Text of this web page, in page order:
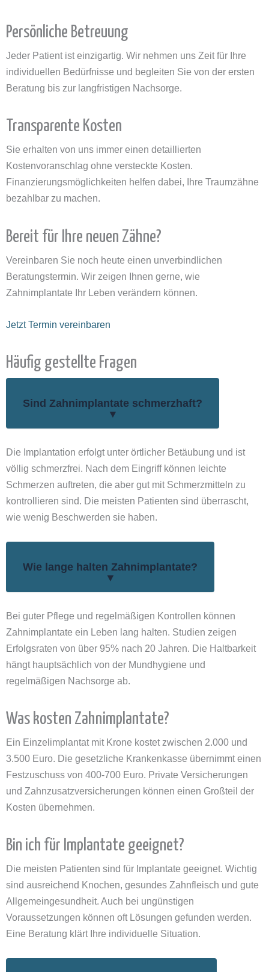
Persönliche Betreuung
Jeder Patient ist einzigartig. Wir nehmen uns Zeit für Ihre
individuellen Bedürfnisse und begleiten Sie von der ersten
Beratung bis zur langfristigen Nachsorge.
Transparente Kosten
Sie erhalten von uns immer einen detaillierten
Kostenvoranschlag ohne versteckte Kosten.
Finanzierungsmöglichkeiten helfen dabei, Ihre Traumzähne
bezahlbar zu machen.
Bereit für Ihre neuen Zähne?
Vereinbaren Sie noch heute einen unverbindlichen
Beratungstermin. Wir zeigen Ihnen gerne, wie
Zahnimplantate Ihr Leben verändern können.
Jetzt Termin vereinbaren
Häufig gestellte Fragen
Sind Zahnimplantate schmerzhaft?
▼
Die Implantation erfolgt unter örtlicher Betäubung und ist
völlig schmerzfrei. Nach dem Eingriff können leichte
Schmerzen auftreten, die aber gut mit Schmerzmitteln zu
kontrollieren sind. Die meisten Patienten sind überrascht,
wie wenig Beschwerden sie haben.
Wie lange halten Zahnimplantate?
▼
Bei guter Pflege und regelmäßigen Kontrollen können
Zahnimplantate ein Leben lang halten. Studien zeigen
Erfolgsraten von über 95% nach 20 Jahren. Die Haltbarkeit
hängt hauptsächlich von der Mundhygiene und
regelmäßigen Nachsorge ab.
Was kosten Zahnimplantate?
Ein Einzelimplantat mit Krone kostet zwischen 2.000 und
3.500 Euro. Die gesetzliche Krankenkasse übernimmt einen
Festzuschuss von 400-700 Euro. Private Versicherungen
und Zahnzusatzversicherungen können einen Großteil der
Kosten übernehmen.
Bin ich für Implantate geeignet?
Die meisten Patienten sind für Implantate geeignet. Wichtig
sind ausreichend Knochen, gesundes Zahnfleisch und gute
Allgemeingesundheit. Auch bei ungünstigen
Voraussetzungen können oft Lösungen gefunden werden.
Eine Beratung klärt Ihre individuelle Situation.